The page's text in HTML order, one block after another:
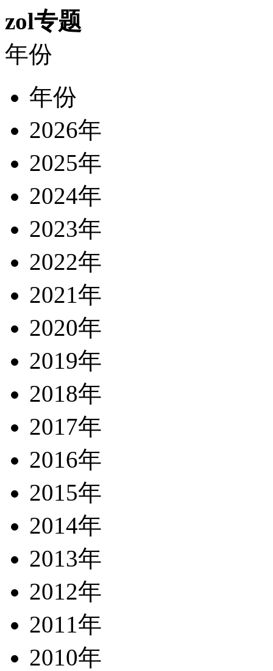
zol专题
年份
年份
2026年
2025年
2024年
2023年
2022年
2021年
2020年
2019年
2018年
2017年
2016年
2015年
2014年
2013年
2012年
2011年
2010年